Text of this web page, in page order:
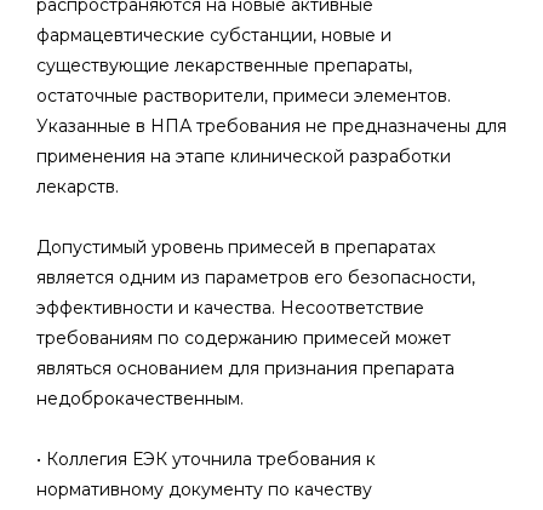
распространяются на новые активные
фармацевтические субстанции, новые и
существующие лекарственные препараты,
остаточные растворители, примеси элементов.
Указанные в НПА требования не предназначены для
применения на этапе клинической разработки
лекарств.
Допустимый уровень примесей в препаратах
является одним из параметров его безопасности,
эффективности и качества. Несоответствие
требованиям по содержанию примесей может
являться основанием для признания препарата
недоброкачественным.
• Коллегия ЕЭК уточнила требования к
нормативному документу по качеству